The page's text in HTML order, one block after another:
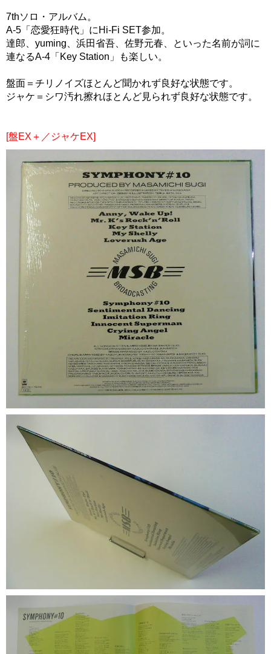
7thソロ・アルバム。
A-5「恋愛狂時代」にHi-Fi SET参加。
達郎、yuming、浜田省吾、佐野元春、といった名前が詞に
連なるA-4「Key Station」も楽しい。
盤面＝チリノイズほとんど聞かれず良好な状態です。
ジャケ＝シワ汚れ擦れほとんど見られず良好な状態です。
[盤EX＋／ジャケEX]